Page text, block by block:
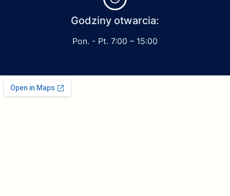
Godziny otwarcia:
Pon. - Pt. 7:00 – 15:00